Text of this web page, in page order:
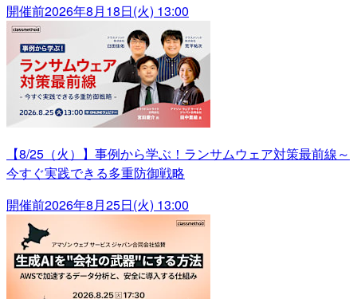
開催前2026年8月18日(火) 13:00
【8/25（火）】事例から学ぶ！ランサムウェア対策最前線～
今すぐ実践できる多重防御戦略
開催前2026年8月25日(火) 13:00